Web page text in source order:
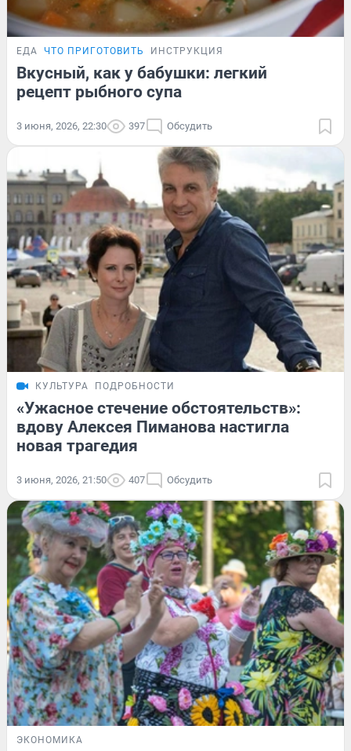
ЕДА ЧТО ПРИГОТОВИТЬ ИНСТРУКЦИЯ
Вкусный, как у бабушки: легкий
рецепт рыбного супа
3 июня, 2026, 22:30 397 Обсудить
КУЛЬТУРА ПОДРОБНОСТИ
«Ужасное стечение обстоятельств»:
вдову Алексея Пиманова настигла
новая трагедия
3 июня, 2026, 21:50 407 Обсудить
ЭКОНОМИКА